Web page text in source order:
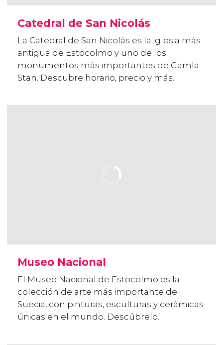
Catedral de San Nicolás
La Catedral de San Nicolás es la iglesia más
antigua de Estocolmo y uno de los
monumentos más importantes de Gamla
Stan. Descubre horario, precio y más.
Museo Nacional
El Museo Nacional de Estocolmo es la
colección de arte más importante de
Suecia, con pinturas, esculturas y cerámicas
únicas en el mundo. Descúbrelo.